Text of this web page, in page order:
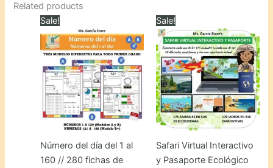
Related products
Sale!
Número del día del 1 al
160 // 280 fichas de
Sale!
Safari Virtual Interactivo
y Pasaporte Ecológico